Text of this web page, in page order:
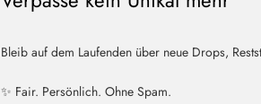
Bleib auf dem Laufenden über neue Drops,
✨ Fair. Persönlich. Ohne Spam.